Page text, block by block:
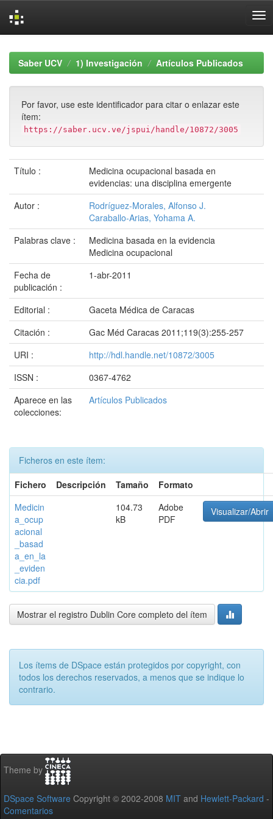
navigationSaber UCV 1) Investigación Artículos Publicados
Por favor, use este identificador para citar o enlazar este
ítem:
https://saber.ucv.ve/jspui/handle/10872/3005
Título :
Medicina ocupacional basada en
evidencias: una disciplina emergente
Autor :
Rodríguez-Morales, Alfonso J.
Caraballo-Arias, Yohama A.
Palabras clave :
Medicina basada en la evidencia
Medicina ocupacional
Fecha de
publicación :
1-abr-2011
Editorial :
Gaceta Médica de Caracas
Citación :
Gac Méd Caracas 2011;119(3):255-257
URI :
http://hdl.handle.net/10872/3005
ISSN :
0367-4762
Aparece en las
colecciones:
Artículos Publicados
Ficheros en este ítem:
Fichero
Descripción Tamaño
Formato
Medicin
a_ocup
acional
_basad
a_en_la
_eviden
cia.pdf
104.73
kB
Adobe
PDF
Visualizar/Abrir
Mostrar el registro Dublin Core completo del ítem
Los ítems de DSpace están protegidos por copyright, con
todos los derechos reservados, a menos que se indique lo
contrario.
Theme by
DSpace Software Copyright © 2002-2008 MIT and Hewlett-Packard -
Comentarios